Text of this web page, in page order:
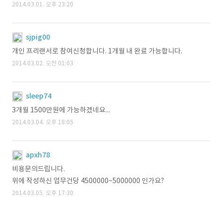
2014.03.01. 오후 23:20
sjpig00
개인 프리랜서로 참여신청합니다. 1개월 내 완료 가능합니다.
2014.03.02. 오전 01:03
sleep74
3개월 1500만원에 가능하겠네요...
2014.03.04. 오후 18:05
apxh78
비용문의드립니다.
위에 작성하신 업무건당 4500000~5000000 인가요?
2014.03.05. 오후 17:30